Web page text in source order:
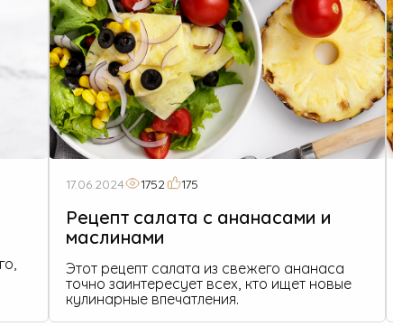
17.06.2024 1752 175
Рецепт салата с ананасами и
маслинами
Этот рецепт салата из свежего ананаса
точно заинтересует всех, кто ищет новые
кулинарные впечатления.